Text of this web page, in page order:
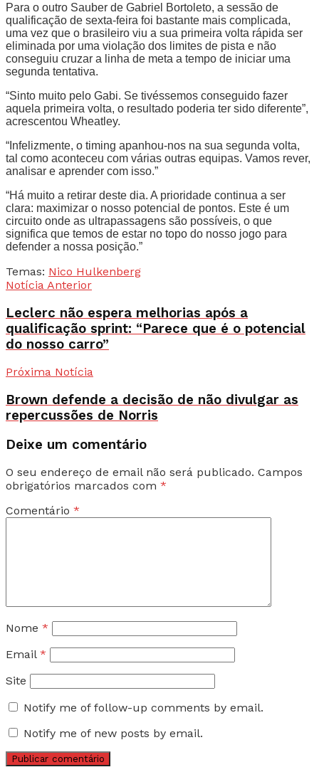
Para o outro Sauber de Gabriel Bortoleto, a sessão de
qualificação de sexta-feira foi bastante mais complicada,
uma vez que o brasileiro viu a sua primeira volta rápida ser
eliminada por uma violação dos limites de pista e não
conseguiu cruzar a linha de meta a tempo de iniciar uma
segunda tentativa.
“Sinto muito pelo Gabi. Se tivéssemos conseguido fazer
aquela primeira volta, o resultado poderia ter sido diferente”,
acrescentou Wheatley.
“Infelizmente, o timing apanhou-nos na sua segunda volta,
tal como aconteceu com várias outras equipas. Vamos rever,
analisar e aprender com isso.”
“Há muito a retirar deste dia. A prioridade continua a ser
clara: maximizar o nosso potencial de pontos. Este é um
circuito onde as ultrapassagens são possíveis, o que
significa que temos de estar no topo do nosso jogo para
defender a nossa posição.”
Temas: Nico Hulkenberg
Notícia Anterior
Leclerc não espera melhorias após a
qualificação sprint: “Parece que é o potencial
do nosso carro”
Próxima Notícia
Brown defende a decisão de não divulgar as
repercussões de Norris
Deixe um comentário
O seu endereço de email não será publicado. Campos
obrigatórios marcados com *
Comentário *
Nome *
Email *
Site
Notify me of follow-up comments by email.
Notify me of new posts by email.